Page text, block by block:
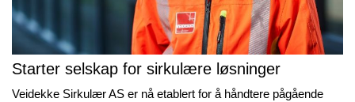
Starter selskap for sirkulære løsninger
Veidekke Sirkulær AS er nå etablert for å håndtere pågående